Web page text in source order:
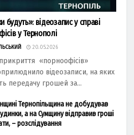
відеозапис у справі
у Тернополі
20.05.2026
«порноофісів»
відеозаписи, на яких
передачу грошей за...
Тернопільщина не добудував
а на Сумщину відправив гроші
– розслідування